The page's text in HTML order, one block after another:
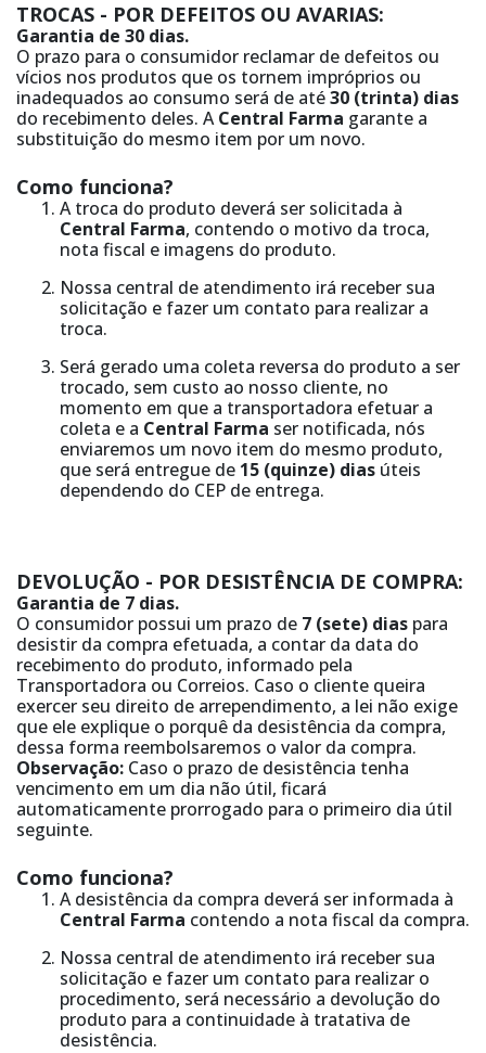
TROCAS - POR DEFEITOS OU AVARIAS:
Garantia de 30 dias.
O prazo para o consumidor reclamar de defeitos ou
vícios nos produtos que os tornem impróprios ou
inadequados ao consumo será de até30 (trinta) dias
do recebimento deles. ACentral Farma garante a
substituição do mesmo item por um novo.
Como funciona?
A troca do produto deverá ser solicitada à
Central Farma, contendo o motivo da troca,
nota fiscal e imagens do produto.
Nossa central de atendimento irá receber sua
solicitação e fazer um contato para realizar a
troca.
Será gerado uma coleta reversa do produto a ser
trocado, sem custo ao nosso cliente, no
momento em que a transportadora efetuar a
coleta e a Central Farma ser notificada, nós
enviaremos um novo item do mesmo produto,
que será entregue de 15 (quinze) dias úteis
dependendo do CEP de entrega.
DEVOLUÇÃO - POR DESISTÊNCIA DE COMPRA:
Garantia de 7 dias.
O consumidor possui um prazo de 7 (sete) dias para
desistir da compra efetuada, a contar da data do
recebimento do produto, informado pela
Transportadora ou Correios. Caso o cliente queira
exercer seu direito de arrependimento, a lei não exige
que ele explique o porquê da desistência da compra,
dessa forma reembolsaremos o valor da compra.
Observação: Caso o prazo de desistência tenha
vencimento em um dia não útil, ficará
automaticamente prorrogado para o primeiro dia útil
seguinte.
Como funciona?
A desistência da compra deverá ser informada à
Central Farma contendo a nota fiscal da compra.
Nossa central de atendimento irá receber sua
solicitação e fazer um contato para realizar o
procedimento, será necessário a devolução do
produto para a continuidade à tratativa de
desistência.